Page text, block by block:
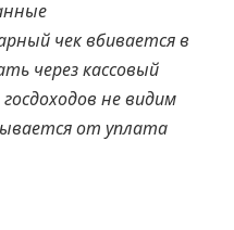
чек вбивается в
через кассовый
не видим
от уплата